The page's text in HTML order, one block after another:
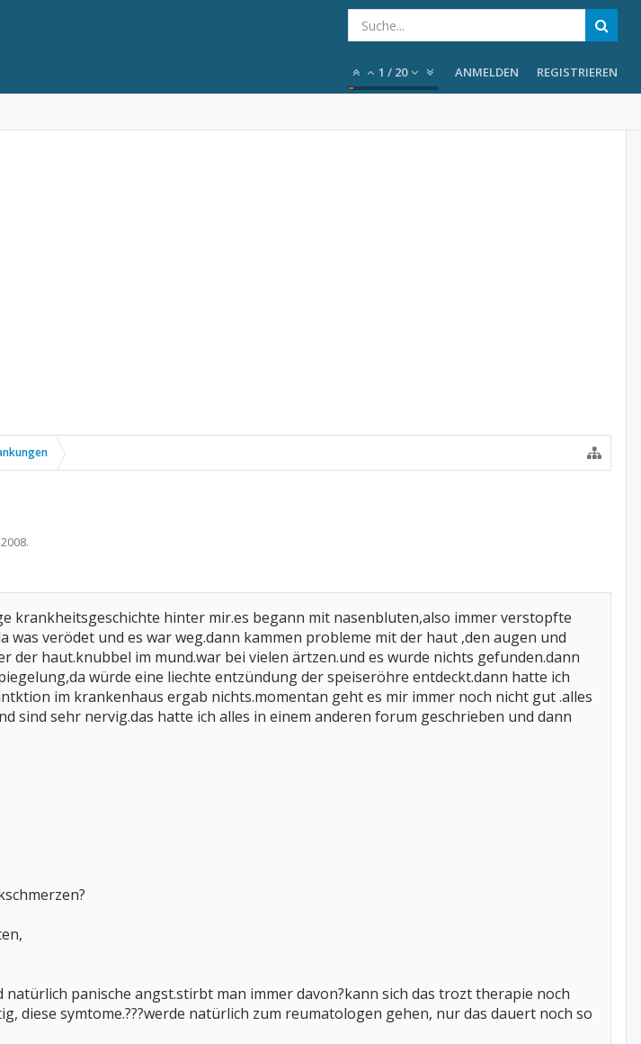
1 / 20 ANMELDEN REGISTRIEREN
.
krankheitsgeschichte hinter mir.es begann mit nasenbluten,also immer verstopfte
was verödet und es war weg.dann kammen probleme mit der haut ,den augen und
der haut.knubbel im mund.war bei vielen ärtzen.und es wurde nichts gefunden.dann
würde eine liechte entzündung der speiseröhre entdeckt.dann hatte ich
im krankenhaus ergab nichts.momentan geht es mir immer noch nicht gut .alles
sind sehr nervig.das hatte ich alles in einem anderen forum geschrieben und dann
panische angst.stirbt man immer davon?kann sich das trozt therapie noch
diese symtome.???werde natürlich zum reumatologen gehen, nur das dauert noch so